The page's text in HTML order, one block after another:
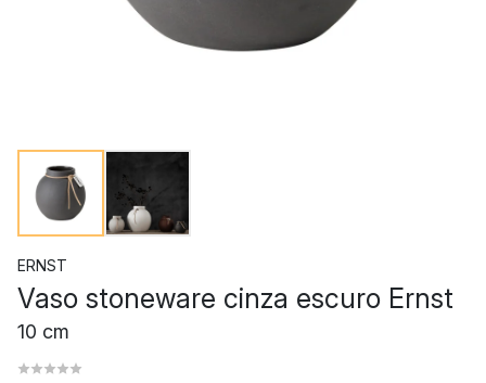
ERNST
Vaso stoneware cinza escuro Ernst
10 cm